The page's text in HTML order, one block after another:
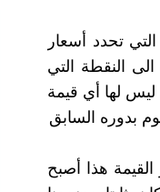
تحدد أسعار
النقطة التي
ليس لها أي قيمة
بدوره السابق
هذا أصبح